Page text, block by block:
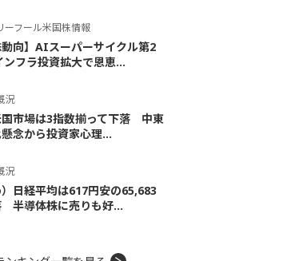
ーフール米国株情報
動向】AIスーパーサイクル第2
フラ投資拡大で恩恵...
況
国市場は3指数揃って下落 中東
念から投資家心理...
況
）日経平均は617円安の65,683
半導体株に売りも好...